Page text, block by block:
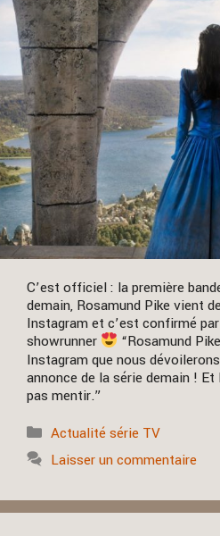
C’est officiel : la première
demain, Rosamund Pike vient
Instagram et c’est confirmé
showrunner
“Rosamund
Instagram que nous
annonce de la série demain !
pas mentir.”
Catégories
Actualité série TV
Laisser un commentaire